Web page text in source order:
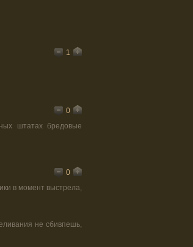
1
0
штатах бредовые
0
в момент выстрела,
не сбивпешь,